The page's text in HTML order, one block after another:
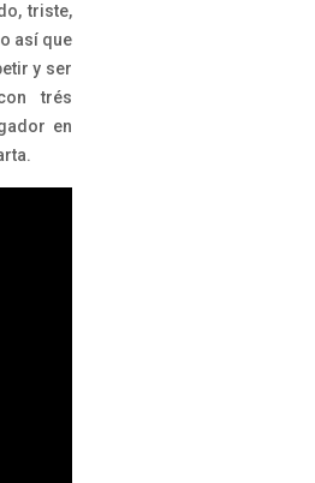
triste,
así que
y ser
trés
en